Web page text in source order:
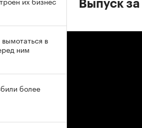
Выпуск
в
ним
более